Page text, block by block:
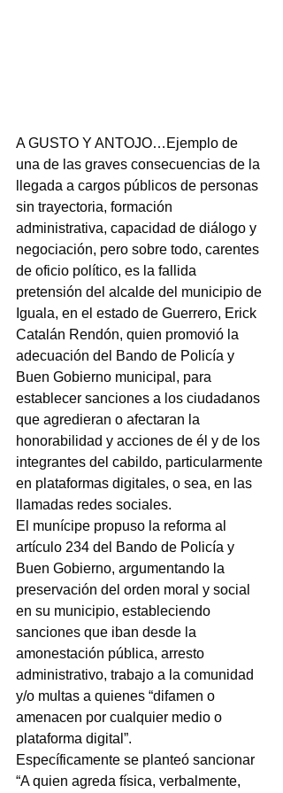
A GUSTO Y ANTOJO…Ejemplo de
una de las graves consecuencias de la
llegada a cargos públicos de personas
sin trayectoria, formación
administrativa, capacidad de diálogo y
negociación, pero sobre todo, carentes
de oficio político, es la fallida
pretensión del alcalde del municipio de
Iguala, en el estado de Guerrero, Erick
Catalán Rendón, quien promovió la
adecuación del Bando de Policía y
Buen Gobierno municipal, para
establecer sanciones a los ciudadanos
que agredieran o afectaran la
honorabilidad y acciones de él y de los
integrantes del cabildo, particularmente
en plataformas digitales, o sea, en las
llamadas redes sociales.
El munícipe propuso la reforma al
artículo 234 del Bando de Policía y
Buen Gobierno, argumentando la
preservación del orden moral y social
en su municipio, estableciendo
sanciones que iban desde la
amonestación pública, arresto
administrativo, trabajo a la comunidad
y/o multas a quienes “difamen o
amenacen por cualquier medio o
plataforma digital”.
Específicamente se planteó sancionar
“A quien agreda física, verbalmente,